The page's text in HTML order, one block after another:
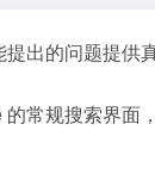
出的问题提供
常规搜索界面